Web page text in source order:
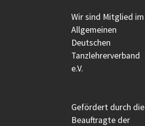
Wir sind Mitglied im
Allgemeinen
Deutschen
Tanzlehrerverband
e.V.
Gefördert durch die
Beauftragte der